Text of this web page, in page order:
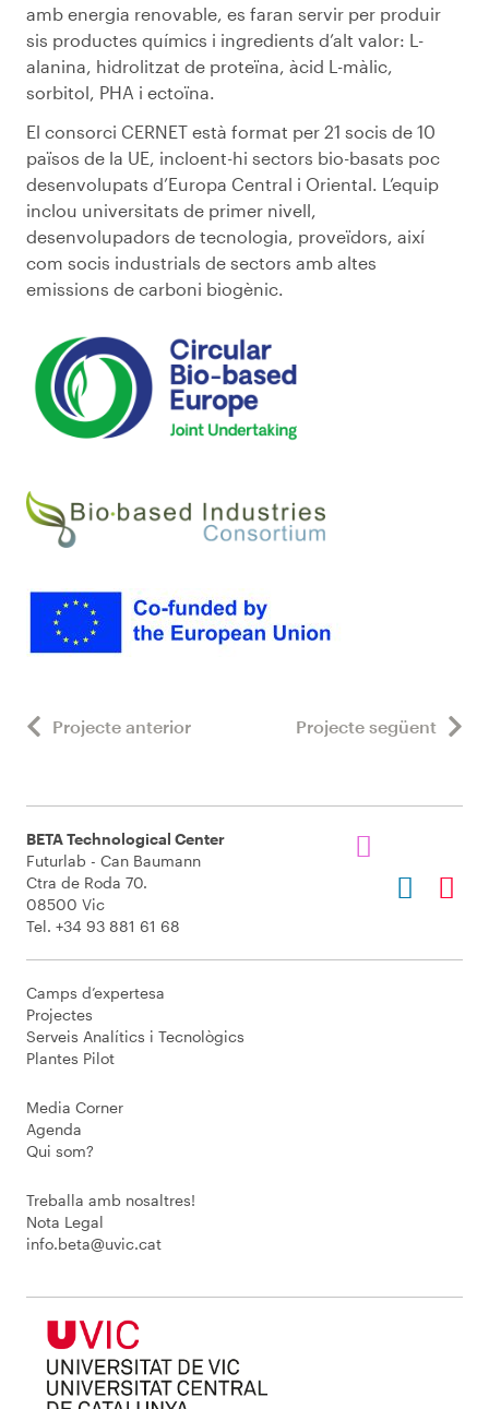
amb energia renovable, es faran servir per produir
sis productes químics i ingredients d’alt valor: L-
alanina, hidrolitzat de proteïna, àcid L-màlic,
sorbitol, PHA i ectoïna.
El consorci CERNET està format per 21 socis de 10
països de la UE, incloent-hi sectors bio-basats poc
desenvolupats d’Europa Central i Oriental. L’equip
inclou universitats de primer nivell,
desenvolupadors de tecnologia, proveïdors, així
com socis industrials de sectors amb altes
emissions de carboni biogènic.
Projecte anterior Projecte següent
BETA Technological Center
Futurlab - Can Baumann
Ctra de Roda 70.
08500 Vic
Tel. +34 93 881 61 68
Camps d’expertesa
Projectes
Serveis Analítics i Tecnològics
Plantes Pilot
Media Corner
Agenda
Qui som?
Treballa amb nosaltres!
Nota Legal
info.beta@uvic.cat